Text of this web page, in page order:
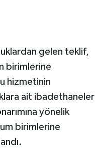
gelen teklif,
birimlerine
hizmetinin
ait ibadethaneler
yönelik
birimlerine